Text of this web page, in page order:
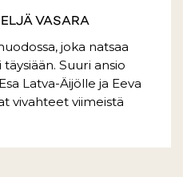
VASARA
joka natsaa
Suuri ansio
Latva-Äijölle ja Eeva
vivahteet viimeistä